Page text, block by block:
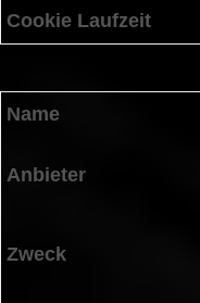
Cookie Laufzeit
Name
Anbieter
Zweck